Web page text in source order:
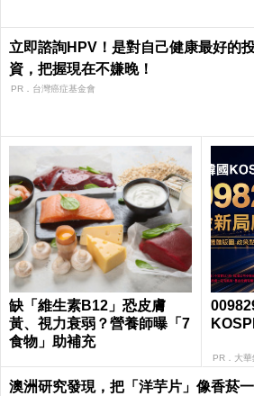
立即諮詢HPV！是對自己健康最好的
資，把握現在不嫌晚！
PR．台灣癌症基金會
缺「維生素B12」恐皮膚
黃、視力衰弱？營養師曝「7
食物」助補充
PR．大
澳洲研究發現，把「洋芋片」像香菸